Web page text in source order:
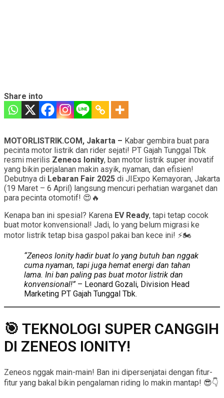
Share into
MOTORLISTRIK.COM, Jakarta – Kabar gembira buat para
pecinta motor listrik dan rider sejati! PT Gajah Tunggal Tbk
resmi merilis Zeneos Ionity, ban motor listrik super inovatif
yang bikin perjalanan makin asyik, nyaman, dan efisien!
Debutnya di Lebaran Fair 2025 di JIExpo Kemayoran, Jakarta
(19 Maret – 6 April) langsung mencuri perhatian warganet dan
para pecinta otomotif! 😍🔥
Kenapa ban ini spesial? Karena EV Ready, tapi tetap cocok
buat motor konvensional! Jadi, lo yang belum migrasi ke
motor listrik tetap bisa gaspol pakai ban kece ini! ⚡️🏍️
“Zeneos Ionity hadir buat lo yang butuh ban nggak
cuma nyaman, tapi juga hemat energi dan tahan
lama. Ini ban paling pas buat motor listrik dan
konvensional!” – Leonard Gozali, Division Head
Marketing PT Gajah Tunggal Tbk.
🎯 TEKNOLOGI SUPER CANGGIH
DI ZENEOS IONITY!
Zeneos nggak main-main! Ban ini dipersenjatai dengan fitur-
fitur yang bakal bikin pengalaman riding lo makin mantap! 😎👇